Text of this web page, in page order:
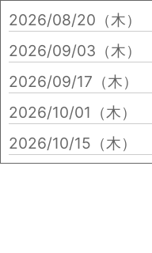
2026/08/20（木）
2026/09/03（木）
2026/09/17（木）
2026/10/01（木）
2026/10/15（木）